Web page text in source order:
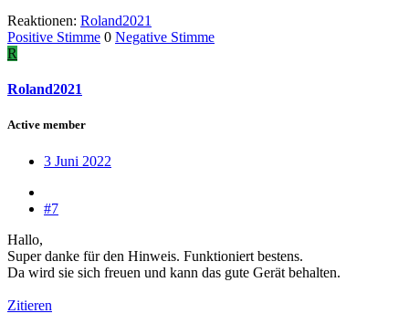
Reaktionen: Roland2021
Positive Stimme 0 Negative Stimme
R
Roland2021
Active member
3 Juni 2022
#7
Hallo,
Super danke für den Hinweis. Funktioniert bestens.
Da wird sie sich freuen und kann das gute Gerät behalten.
Zitieren